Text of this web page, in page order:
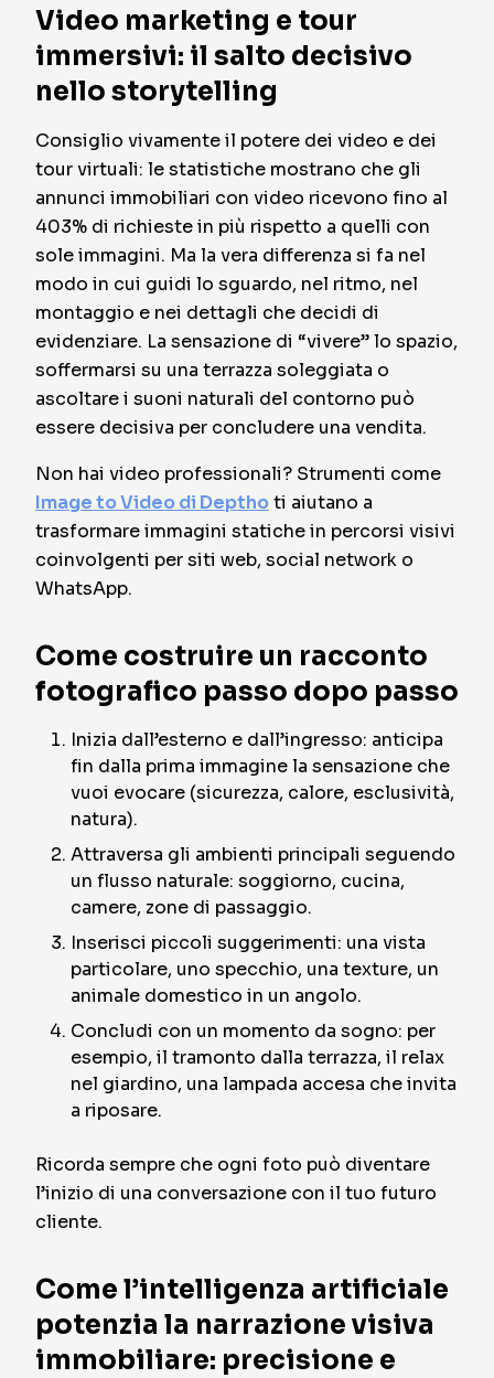
Video marketing e tour
immersivi: il salto decisivo
nello storytelling
Consiglio vivamente il potere dei video e dei
tour virtuali: le statistiche mostrano che gli
annunci immobiliari con video ricevono fino al
403% di richieste in più rispetto a quelli con
sole immagini. Ma la vera differenza si fa nel
modo in cui guidi lo sguardo, nel ritmo, nel
montaggio e nei dettagli che decidi di
evidenziare. La sensazione di “vivere” lo spazio,
soffermarsi su una terrazza soleggiata o
ascoltare i suoni naturali del contorno può
essere decisiva per concludere una vendita.
Non hai video professionali? Strumenti come
Image to Video di Depthoti aiutano a
trasformare immagini statiche in percorsi visivi
coinvolgenti per siti web, social network o
WhatsApp.
Come costruire un racconto
fotografico passo dopo passo
Inizia dall’esterno e dall’ingresso: anticipa
fin dalla prima immagine la sensazione che
vuoi evocare (sicurezza, calore, esclusività,
natura).
Attraversa gli ambienti principali seguendo
un flusso naturale: soggiorno, cucina,
camere, zone di passaggio.
Inserisci piccoli suggerimenti: una vista
particolare, uno specchio, una texture, un
animale domestico in un angolo.
Concludi con un momento da sogno: per
esempio, il tramonto dalla terrazza, il relax
nel giardino, una lampada accesa che invita
a riposare.
Ricorda sempre che ogni foto può diventare
l’inizio di una conversazione con il tuo futuro
cliente.
Come l’intelligenza artificiale
potenzia la narrazione visiva
immobiliare: precisione e